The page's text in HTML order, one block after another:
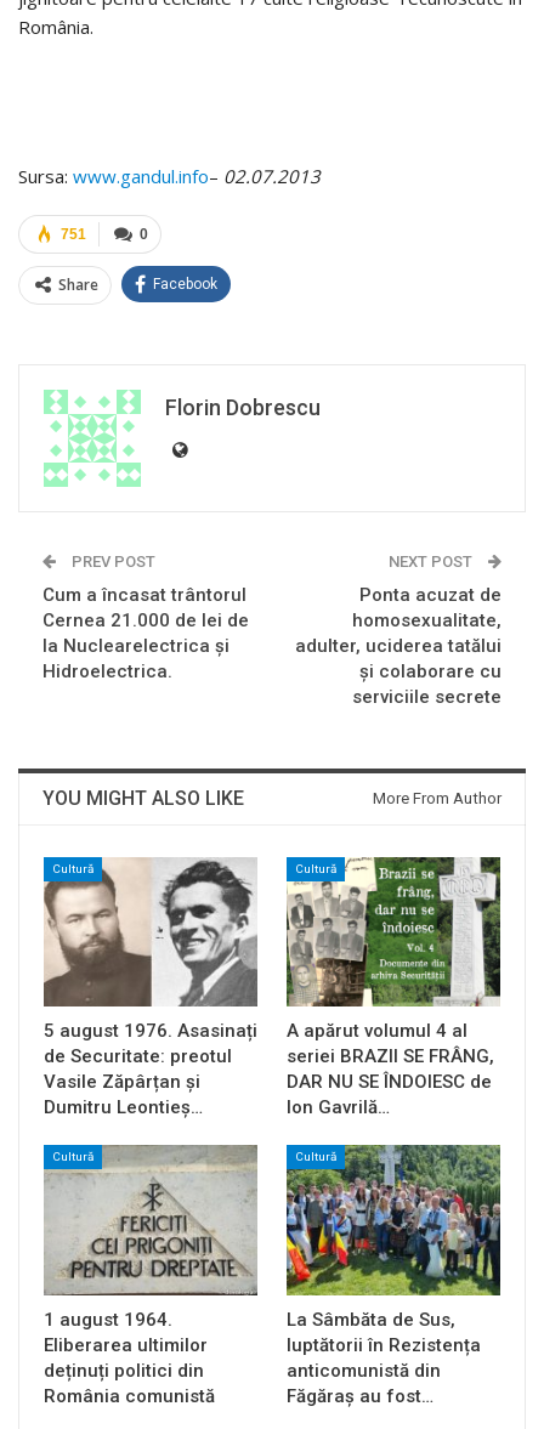
România.
Sursa: www.gandul.info– 02.07.2013
0
751
Share Facebook
Florin Dobrescu
PREV POST
Cum a încasat trântorul
Cernea 21.000 de lei de
la Nuclearelectrica și
Hidroelectrica.
NEXT POST
Ponta acuzat de
homosexualitate,
adulter, uciderea tatălui
și colaborare cu
serviciile secrete
YOU MIGHT ALSO LIKE More From Author
Cultură
5 august 1976. Asasinați
de Securitate: preotul
Vasile Zăpârțan și
Dumitru Leontieș…
Cultură
A apărut volumul 4 al
seriei BRAZII SE FRÂNG,
DAR NU SE ÎNDOIESC de
Ion Gavrilă…
Cultură
1 august 1964.
Eliberarea ultimilor
deținuți politici din
România comunistă
Cultură
La Sâmbăta de Sus,
luptătorii în Rezistența
anticomunistă din
Făgăraș au fost…